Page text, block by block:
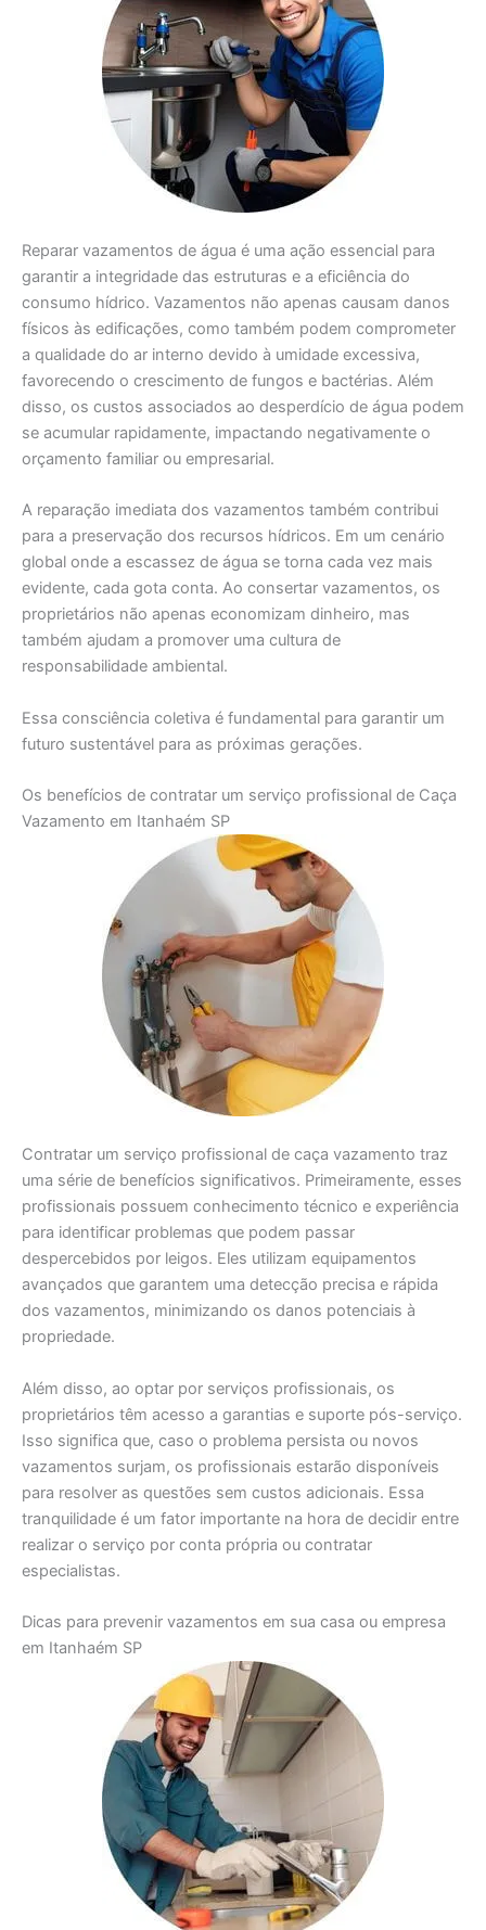
Reparar vazamentos de água é uma ação essencial para
garantir a integridade das estruturas e a eficiência do
consumo hídrico. Vazamentos não apenas causam danos
físicos às edificações, como também podem comprometer
a qualidade do ar interno devido à umidade excessiva,
favorecendo o crescimento de fungos e bactérias. Além
disso, os custos associados ao desperdício de água podem
se acumular rapidamente, impactando negativamente o
orçamento familiar ou empresarial.
A reparação imediata dos vazamentos também contribui
para a preservação dos recursos hídricos. Em um cenário
global onde a escassez de água se torna cada vez mais
evidente, cada gota conta. Ao consertar vazamentos, os
proprietários não apenas economizam dinheiro, mas
também ajudam a promover uma cultura de
responsabilidade ambiental.
Essa consciência coletiva é fundamental para garantir um
futuro sustentável para as próximas gerações.
Os benefícios de contratar um serviço profissional de Caça
Vazamento em Itanhaém SP
Contratar um serviço profissional de caça vazamento traz
uma série de benefícios significativos. Primeiramente, esses
profissionais possuem conhecimento técnico e experiência
para identificar problemas que podem passar
despercebidos por leigos. Eles utilizam equipamentos
avançados que garantem uma detecção precisa e rápida
dos vazamentos, minimizando os danos potenciais à
propriedade.
Além disso, ao optar por serviços profissionais, os
proprietários têm acesso a garantias e suporte pós-serviço.
Isso significa que, caso o problema persista ou novos
vazamentos surjam, os profissionais estarão disponíveis
para resolver as questões sem custos adicionais. Essa
tranquilidade é um fator importante na hora de decidir entre
realizar o serviço por conta própria ou contratar
especialistas.
Dicas para prevenir vazamentos em sua casa ou empresa
em Itanhaém SP